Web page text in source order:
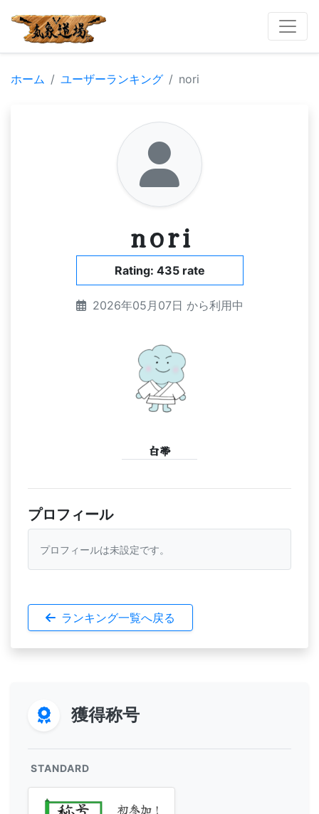
ホーム ユーザーランキング nori
nori
Rating: 435 rate
2026年05月07日 から利用中
白帯
プロフィール
プロフィールは未設定です。
ランキング一覧へ戻る
獲得称号
STANDARD
初参加！